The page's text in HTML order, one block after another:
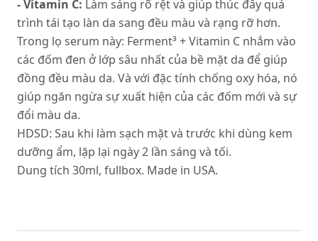
- Vitamin C: Làm sáng rõ rệt và giúp thúc đẩy quá
trình tái tạo làn da sang đều màu và rạng rỡ hơn.
Trong lọ serum này: Ferment³ + Vitamin C nhắm vào
các đốm đen ở lớp sâu nhất của bề mặt da để giúp
đồng đều màu da. Và với đặc tính chống oxy hóa, nó
giúp ngăn ngừa sự xuất hiện của các đốm mới và sự
đổi màu da.
HDSD: Sau khi làm sạch mặt và trước khi dùng kem
dưỡng ẩm, lặp lại ngày 2 lần sáng và tối.
Dung tích 30ml, fullbox. Made in USA.